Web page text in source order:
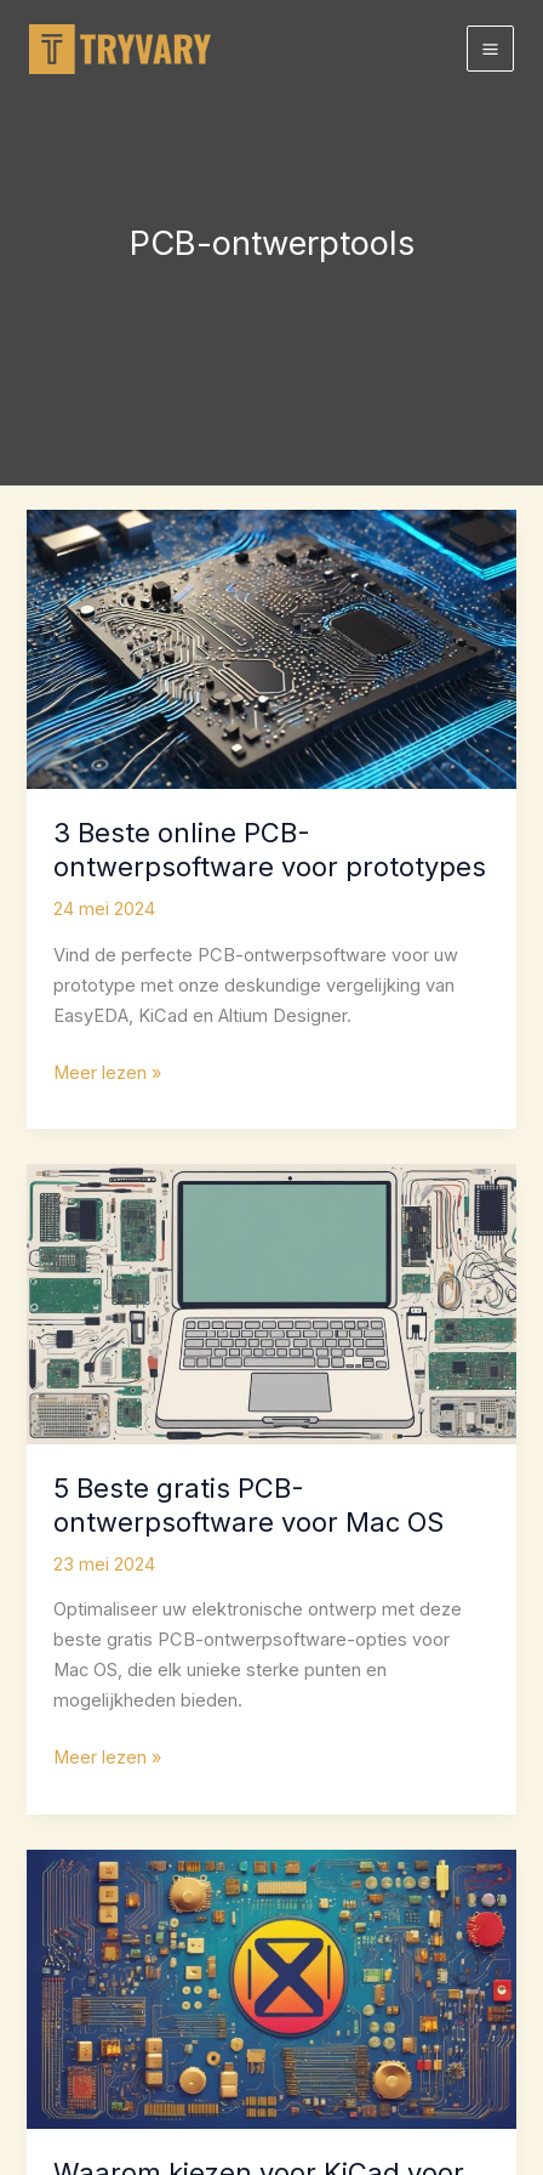
artikel
PCB-ontwerptools
3 Beste online PCB-
ontwerpsoftware voor prototypes
24 mei 2024
Vind de perfecte PCB-ontwerpsoftware voor uw
prototype met onze deskundige vergelijking van
EasyEDA, KiCad en Altium Designer.
3
online
ontwerpsoftware
voor
prototypes
Meer lezen »
5 Beste gratis PCB-
ontwerpsoftware voor Mac OS
23 mei 2024
Optimaliseer uw elektronische ontwerp met deze
beste gratis PCB-ontwerpsoftware-opties voor
Mac OS, die elk unieke sterke punten en
mogelijkheden bieden.
5
gratis
PCB-
ontwerpsoftware
Mac
OS
Meer lezen »